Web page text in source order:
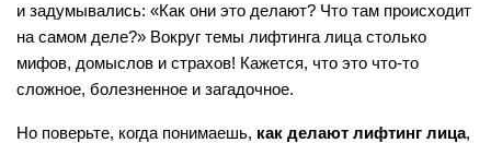
и задумывались: «Как они это делают? Что там происходит
на самом деле?» Вокруг темы лифтинга лица столько
мифов, домыслов и страхов! Кажется, что это что-то
сложное, болезненное и загадочное.
Но поверьте, когда понимаешь, как делают лифтинг лица,